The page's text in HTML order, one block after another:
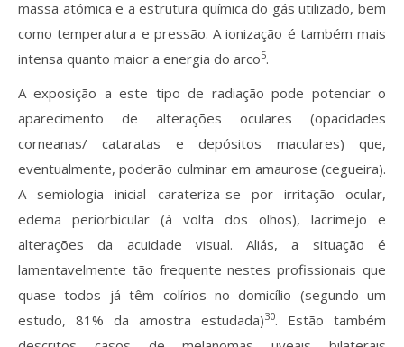
massa atómica e a estrutura química do gás utilizado, bem
como temperatura e pressão. A ionização é também mais
intensa quanto maior a energia do arco5.
A exposição a este tipo de radiação pode potenciar o
aparecimento de alterações oculares (opacidades
corneanas/ cataratas e depósitos maculares) que,
eventualmente, poderão culminar em amaurose (cegueira).
A semiologia inicial carateriza-se por irritação ocular,
edema periorbicular (à volta dos olhos), lacrimejo e
alterações da acuidade visual. Aliás, a situação é
lamentavelmente tão frequente nestes profissionais que
quase todos já têm colírios no domicílio (segundo um
estudo, 81% da amostra estudada)30. Estão também